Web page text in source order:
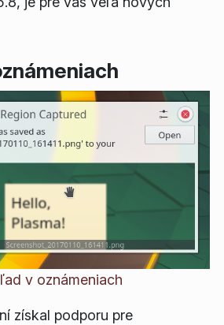
v oznámeniach
získal podporu pre